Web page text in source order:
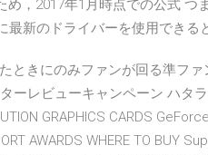
，2017年1月時点での公式 つ
新のドライバーを使用できる
ときにのみファンが回る準フ
ーレビューキャンペーン ハタ
GRAPHICS CARDS
AWARDS WHERE TO BUY